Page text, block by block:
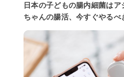
日本の子どもの腸内細菌は
ちゃんの腸活、今すぐやるべ